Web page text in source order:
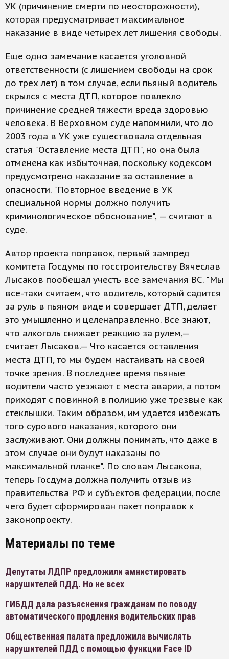
УК (причинение смерти по неосторожности),
которая предусматривает максимальное
наказание в виде четырех лет лишения свободы.
Еще одно замечание касается уголовной
ответственности (с лишением свободы на срок
до трех лет) в том случае, если пьяный водитель
скрылся с места ДТП, которое повлекло
причинение средней тяжести вреда здоровью
человека. В Верховном суде напомнили, что до
2003 года в УК уже существовала отдельная
статья "Оставление места ДТП", но она была
отменена как избыточная, поскольку кодексом
предусмотрено наказание за оставление в
опасности. "Повторное введение в УК
специальной нормы должно получить
криминологическое обоснование", — считают в
суде.
Автор проекта поправок, первый зампред
комитета Госдумы по госстроительству Вячеслав
Лысаков пообещал учесть все замечания ВС. "Мы
все-таки считаем, что водитель, который садится
за руль в пьяном виде и совершает ДТП, делает
это умышленно и целенаправленно. Все знают,
что алкоголь снижает реакцию за рулем,—
считает Лысаков.— Что касается оставления
места ДТП, то мы будем настаивать на своей
точке зрения. В последнее время пьяные
водители часто уезжают с места аварии, а потом
приходят с повинной в полицию уже трезвые как
стеклышки. Таким образом, им удается избежать
того сурового наказания, которого они
заслуживают. Они должны понимать, что даже в
этом случае они будут наказаны по
максимальной планке". По словам Лысакова,
теперь Госдума должна получить отзыв из
правительства РФ и субъектов федерации, после
чего будет сформирован пакет поправок к
законопроекту.
Материалы по теме
Депутаты ЛДПР предложили амнистировать
нарушителей ПДД. Но не всех
ГИБДД дала разъяснения гражданам по поводу
автоматического продления водительских прав
Общественная палата предложила вычислять
нарушителей ПДД с помощью функции Face ID